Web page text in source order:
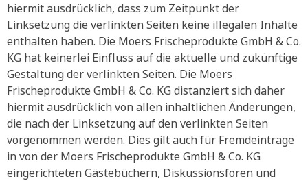
hiermit ausdrücklich, dass zum Zeitpunkt der
Linksetzung die verlinkten Seiten keine illegalen Inhalte
enthalten haben. Die Moers Frischeprodukte GmbH & Co.
KG hat keinerlei Einfluss auf die aktuelle und zukünftige
Gestaltung der verlinkten Seiten. Die Moers
Frischeprodukte GmbH & Co. KG distanziert sich daher
hiermit ausdrücklich von allen inhaltlichen Änderungen,
die nach der Linksetzung auf den verlinkten Seiten
vorgenommen werden. Dies gilt auch für Fremdeinträge
in von der Moers Frischeprodukte GmbH & Co. KG
eingerichteten Gästebüchern, Diskussionsforen und